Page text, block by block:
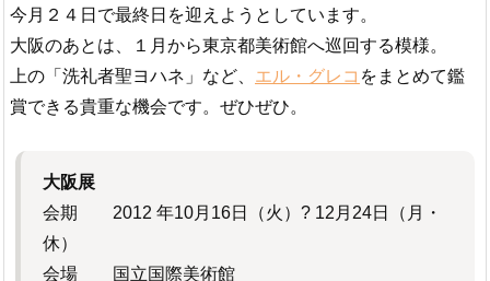
今月２４日で最終日を迎えようとしています。
大阪のあとは、１月から東京都美術館へ巡回する模様。
上の「洗礼者聖ヨハネ」など、 エル・グレコ をまとめて鑑
賞できる貴重な機会です。ぜひぜひ。
大阪展
会期 2012 年10月16日（火）? 12月24日（月・
休）
会場 国立国際美術館